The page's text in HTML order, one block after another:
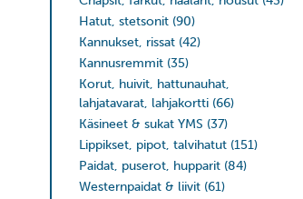
Hatut, stetsonit (90)
Kannukset, rissat (42)
Kannusremmit (35)
Korut, huivit, hattunauhat,
lahjatavarat, lahjakortti (66)
Käsineet & sukat YMS (37)
Lippikset, pipot, talvihatut (151)
Paidat, puserot, hupparit (84)
Westernpaidat & liivit (61)